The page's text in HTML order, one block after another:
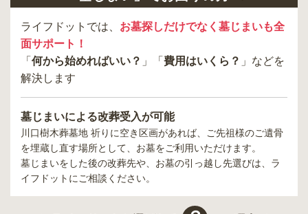
ライフドットでは、 お墓探しだけでなく墓じまいも全
面サポート！
「 何から始めればいい？ 」「 費用はいくら？ 」などを
解決します
墓じまいによる改葬受入が可能
川口樹木葬墓地 祈り に空き区画があれば、ご先祖様のご遺骨
を埋蔵し直す場所として、お墓をご利用いただけます。
墓じまいをした後の改葬先や、お墓の引っ越し先選びは、ラ
イフドットにご相談ください。